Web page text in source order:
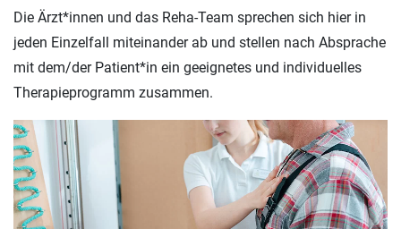
Die Ärzt*innen und das Reha-Team sprechen sich hier in
jeden Einzelfall miteinander ab und stellen nach Absprache
mit dem/der Patient*in ein geeignetes und individuelles
Therapieprogramm zusammen.